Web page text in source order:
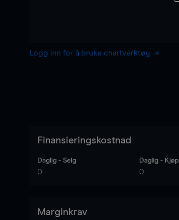
Logg inn for å bruke chartverktøy
Finansieringskostnad
Daglig - Selg
0
Daglig - Kjøp
0
Marginkrav